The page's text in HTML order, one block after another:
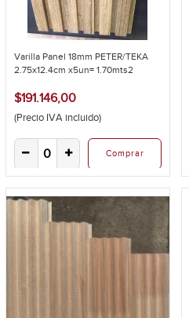
Varilla Panel 18mm PETER/TEKA
2.75x12.4cm x5un= 1.70mts2
$191.146,00
(Precio IVA incluido)
Comprar